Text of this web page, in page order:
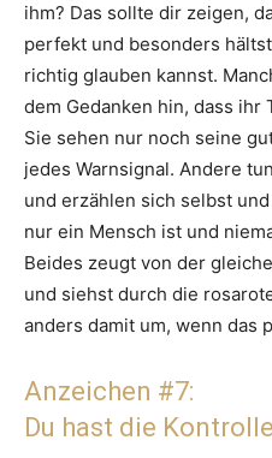
ihm? Das sollte dir zeigen,
perfekt und besonders
richtig glauben kannst.
dem Gedanken hin, dass
Sie sehen nur noch seine
jedes Warnsignal. Andere
und erzählen sich selbst
nur ein Mensch ist und
Beides zeugt von der
und siehst durch die
anders damit um, wenn das
Anzeichen #7:
Du hast die